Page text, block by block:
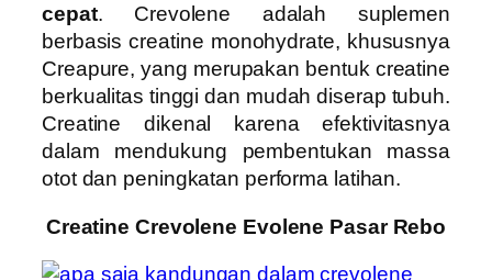
cepat. Crevolene adalah suplemen
berbasis creatine monohydrate, khususnya
Creapure, yang merupakan bentuk creatine
berkualitas tinggi dan mudah diserap tubuh.
Creatine dikenal karena efektivitasnya
dalam mendukung pembentukan massa
otot dan peningkatan performa latihan.
Creatine Crevolene Evolene Pasar Rebo